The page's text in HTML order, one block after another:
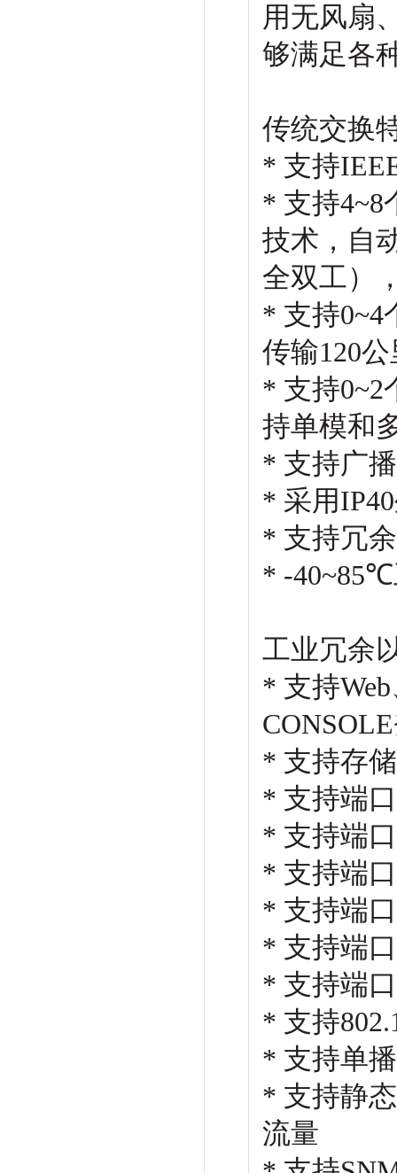
用无风扇
够满足各
传统交换
* 支持
* 支持4~8
技术，自
全双工）
* 支持0~4
传输120公
* 支持0~2
持单模和
* 支持广
* 采用
* 支持冗
* -
工业冗余
* 支持
* 支持存
* 支持端
* 支持端
* 支持端
* 支持端
* 支持端
* 支持端
* 支持
* 支持单
* 支持静
流量